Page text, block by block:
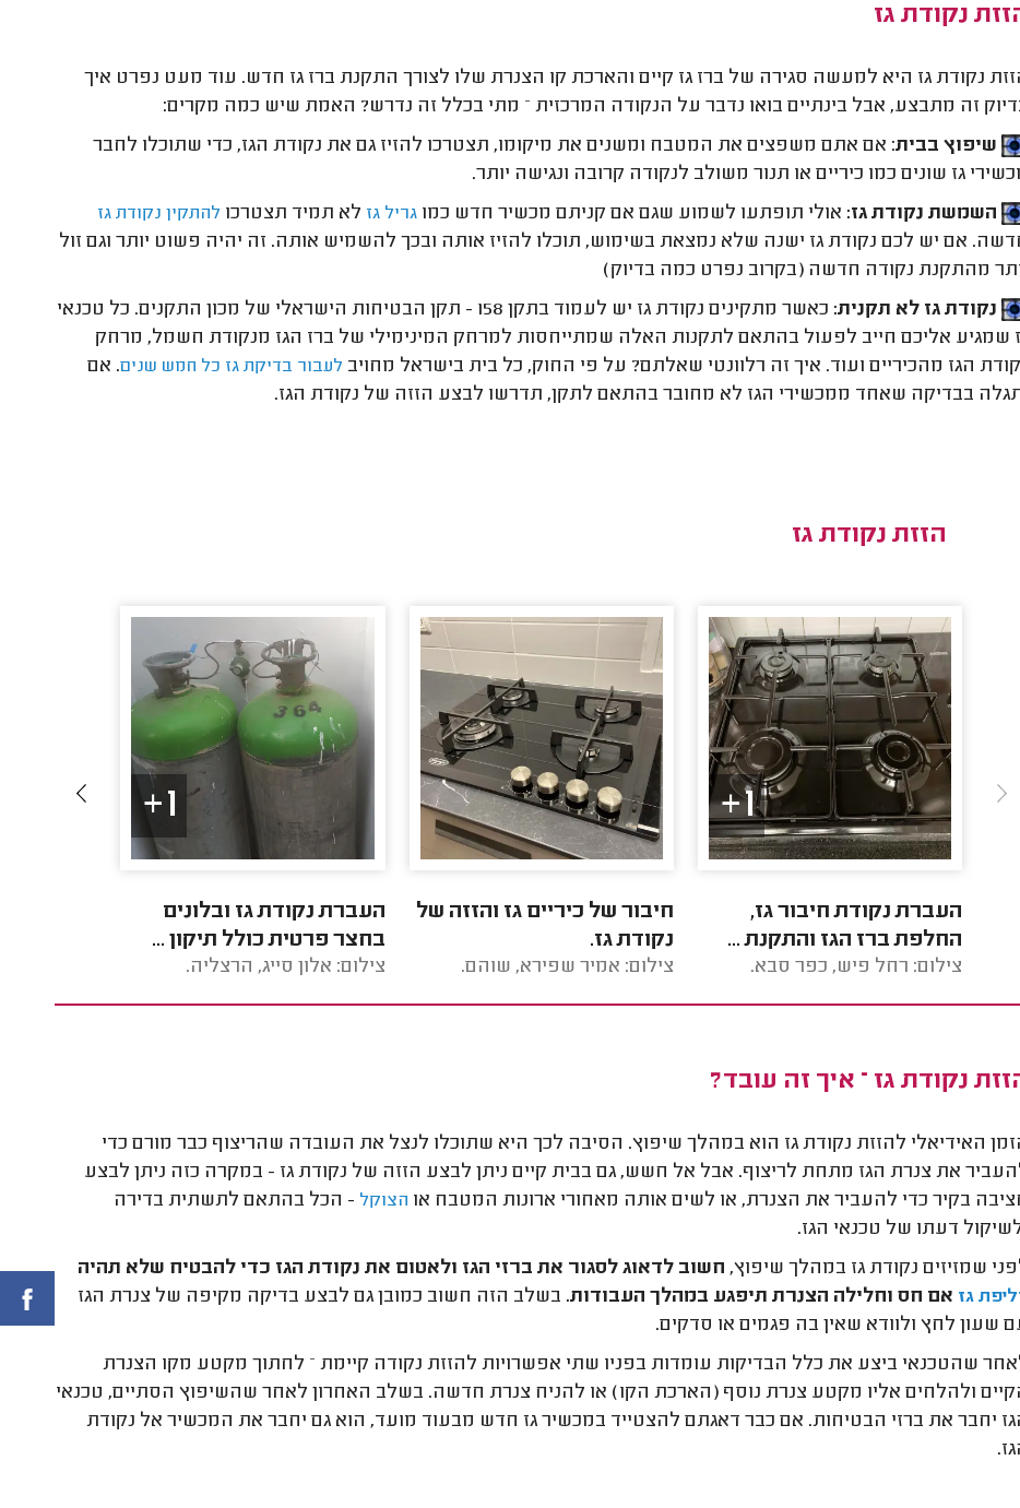
נקודת גז
נקודת גז היא למעשה סגירה של ברז גז קיים והארכת קו הצנרת שלו לצורך התקנת ברז גז חדש. עוד מעט נפרט איך
זה מתבצע, אבל בינתיים בואו נדבר על הנקודה המרכזית – מתי בכלל זה נדרש? האמת שיש כמה מקרים:
שיפוץ בבית: אם אתם משפצים את המטבח ומשנים את מיקומו, תצטרכו להזיז גם את נקודת הגז, כדי שתוכלו לחבר
גז שונים כמו כיריים או תנור משולב לנקודה קרובה ונגישה יותר.
השמשת נקודת גז: אולי תופתעו לשמוע שגם אם קניתם מכשיר חדש כמו גריל גז לא תמיד תצטרכו להתקין נקודת גז
אם יש לכם נקודת גז ישנה שלא נמצאת בשימוש, תוכלו להזיז אותה ובכך להשמיש אותה. זה יהיה פשוט יותר וגם זול
מהתקנת נקודה חדשה (בקרוב נפרט כמה בדיוק)
נקודת גז לא תקנית:
כאשר מתקינים נקודת גז יש לעמוד בתקן 158 - תקן הבטיחות הישראלי של מכון התקנים. כל טכנאי
שמגיע אליכם חייב לפעול בהתאם לתקנות האלה שמתייחסות למרחק המינימילי של ברז הגז מנקודת חשמל, מרחק
הגז מהכיריים ועוד. איך זה רלוונטי שאלתם? על פי החוק, כל בית בישראל מחויב לעבור בדיקת גז כל חמש שנים. אם
בבדיקה שאחד ממכשירי הגז לא מחובר בהתאם לתקן, תדרשו לבצע הזזה של נקודת הגז.
הזזת נקודת גז
1+
העברת נקודת חיבור גז,
החלפת ברז הגז והתקנת ...
צילום: רחל פיש, כפר סבא.
חיבור של כיריים גז והזזה של
נקודת גז.
צילום: אמיר שפירא, שוהם.
1+
העברת נקודת גז ובלונים
בחצר פרטית כולל תיקון ...
צילום: אלון סייג, הרצליה.
נקודת גז – איך זה עובד?
האידיאלי להזזת נקודת גז הוא במהלך שיפוץ. הסיבה לכך היא שתוכלו לנצל את העובדה שהריצוף כבר מורם כדי
את צנרת הגז מתחת לריצוף. אבל אל חשש, גם בבית קיים ניתן לבצע הזזה של נקודת גז - במקרה כזה ניתן לבצע
בקיר כדי להעביר את הצנרת, או לשים אותה מאחורי ארונות המטבח או הצוקל - הכל בהתאם לתשתית בדירה
דעתו של טכנאי הגז.
שמזיזים נקודת גז במהלך שיפוץ, חשוב לדאוג לסגור את ברזי הגז ולאטום את נקודת הגז כדי להבטיח שלא תהיה
גז אם חס וחלילה הצנרת תיפגע במהלך העבודות. בשלב הזה חשוב כמובן גם לבצע בדיקה מקיפה של צנרת הגז
שעון לחץ ולוודא שאין בה פגמים או סדקים.
שהטכנאי ביצע את כלל הבדיקות עומדות בפניו שתי אפשרויות להזזת נקודה קיימת – לחתוך מקטע מקו הצנרת
ולהלחים אליו מקטע צנרת נוסף (הארכת הקו) או להניח צנרת חדשה. בשלב האחרון לאחר שהשיפוץ הסתיים, טכנאי
יחבר את ברזי הבטיחות. אם כבר דאגתם להצטייד במכשיר גז חדש מבעוד מועד, הוא גם יחבר את המכשיר אל נקודת